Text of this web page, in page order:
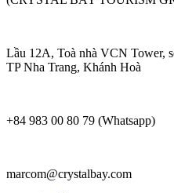
Lầu 12A, Toà nhà VCN Tower,
TP Nha Trang, Khánh Hoà
+84 983 00 80 79 (Whatsapp)
marcom@crystalbay.com